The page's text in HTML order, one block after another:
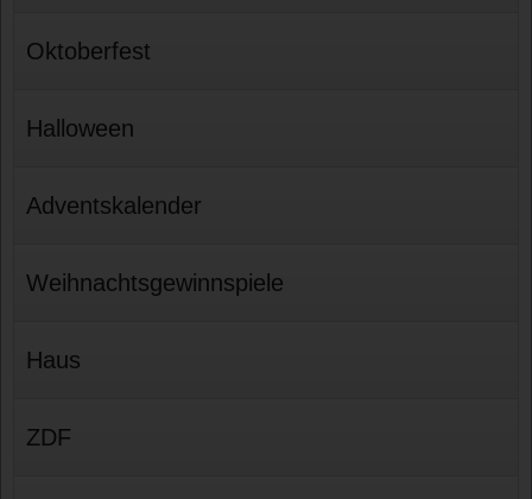
Oktoberfest
Halloween
Adventskalender
Weihnachtsgewinnspiele
Haus
ZDF